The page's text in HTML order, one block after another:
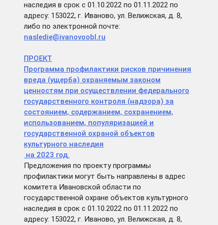
наследия в срок с 01.10.2022 по 01.11.2022 по
адресу: 153022, г. Иваново, ул. Велижская, д. 8,
либо по электронной почте:
nasledie@ivanovoobl.ru
ПРОЕКТ
Программа профилактики рисков причинения
вреда (ущерба) охраняемым законом
ценностям при осуществлении федерального
государственного контроля (надзора) за
состоянием, содержанием, сохранением,
использованием, популяризацией и
государственной охраной объектов
культурного наследия
на 2023 год.
Предложения по проекту программы
профилактики могут быть направлены в адрес
комитета Ивановской области по
государственной охране объектов культурного
наследия в срок с 01.10.2022 по 01.11.2022 по
адресу: 153022, г. Иваново, ул. Велижская, д. 8,